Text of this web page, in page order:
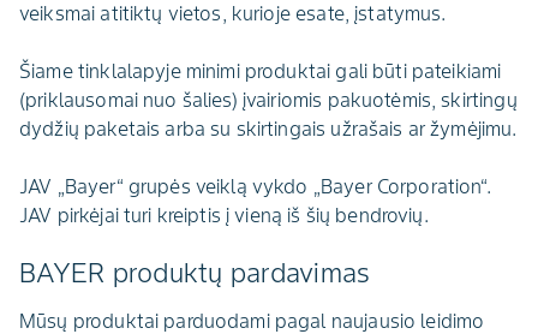
veiksmai atitiktų vietos, kurioje esate, įstatymus.
Šiame tinklalapyje minimi produktai gali būti pateikiami
(priklausomai nuo šalies) įvairiomis pakuotėmis, skirtingų
dydžių paketais arba su skirtingais užrašais ar žymėjimu.
JAV „Bayer“ grupės veiklą vykdo „Bayer Corporation“.
JAV pirkėjai turi kreiptis į vieną iš šių bendrovių.
BAYER produktų pardavimas
Mūsų produktai parduodami pagal naujausio leidimo